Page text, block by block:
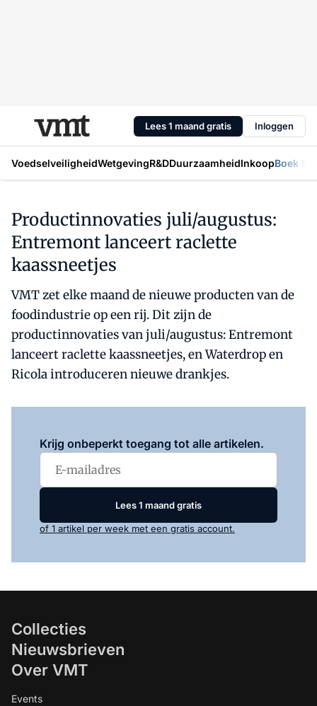
Lees 1 maand gratis Inloggen
VoedselveiligheidWetgevingR&DDuurzaamheidInkoopBoek
Productinnovaties juli/augustus:
Entremont lanceert raclette
kaassneetjes
VMT zet elke maand de nieuwe producten van de
foodindustrie op een rij. Dit zijn de
productinnovaties van juli/augustus: Entremont
lanceert raclette kaassneetjes, en Waterdrop en
Ricola introduceren nieuwe drankjes.
Krijg onbeperkt toegang tot alle artikelen.
Lees 1 maand gratis
of 1 artikel per week met een gratis account.
Collecties
Nieuwsbrieven
Over VMT
Events